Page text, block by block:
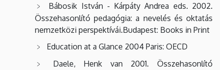
Bábosik István - Kárpáty Andrea eds. 2002.
Összehasonlító pedagógia: a nevelés és oktatás
nemzetközi perspektívái.Budapest: Books in Print
Education at a Glance 2004 Paris: OECD
Daele, Henk van 2001. Összehasonlító